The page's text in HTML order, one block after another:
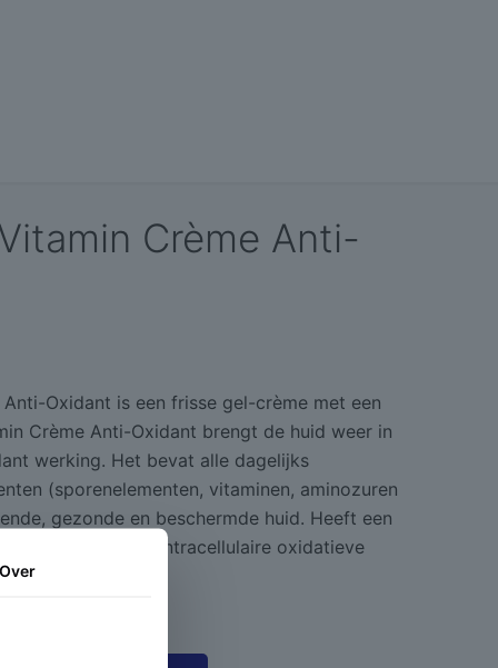
Crème Anti-
Oxidant is een frisse gel-crème met een
Crème Anti-Oxidant brengt de huid weer in
werking. Het bevat alle dagelijks
(sporenelementen, vitaminen, aminozuren
gezonde en beschermde huid. Heeft een
tegen extra- en intracellulaire oxidatieve
Over